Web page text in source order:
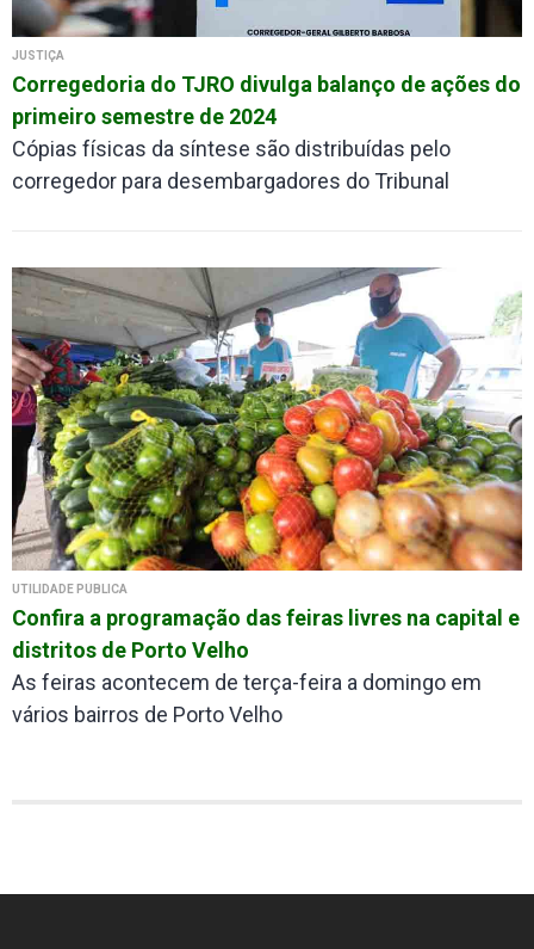
JUSTIÇA
Corregedoria do TJRO divulga balanço de ações do
primeiro semestre de 2024
Cópias físicas da síntese são distribuídas pelo
corregedor para desembargadores do Tribunal
UTILIDADE PÚBLICA
Confira a programação das feiras livres na capital e
distritos de Porto Velho
As feiras acontecem de terça-feira a domingo em
vários bairros de Porto Velho